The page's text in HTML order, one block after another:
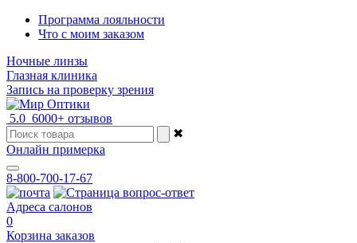
Программа лояльности
Что с моим заказом
Ночные линзы
Глазная клиника
Запись на проверку зрения
5.0 6000+ отзывов
✖
Онлайн примерка
8-800-700-17-67
Адреса салонов
0
Корзина заказов